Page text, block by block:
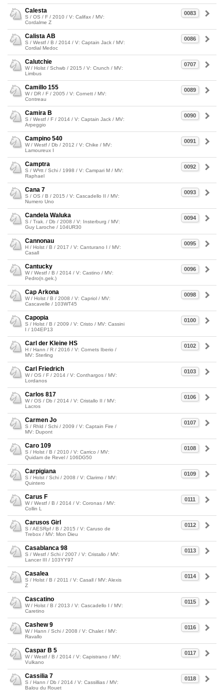
0083
Calesta
S / OS / F / 2010 / V: Califax / MV:
Cordalme Z
0086
Calista AB
S / Westf / B / 2014 / V: Captain Jack / MV:
Cordial Medoc
0707
Calutchie
W / Holst / Schwb / 2015 / V: Crunch / MV:
Limbus
0089
Camillo 155
W / DR / F / 2005 / V: Cornett / MV:
Contreau
0090
Camira B
S / Westf / F / 2014 / V: Captain Jack / MV:
Arpeggio
0091
Campino 540
W / Westf / Db / 2012 / V: Chike / MV:
Lamoureux I
0092
Camptra
S / W³rtt / Schi / 1998 / V: Campari M / MV:
Raphael
0093
Cana 7
S / OS / B / 2015 / V: Cascadello II / MV:
Numero Uno
0094
Candela Waluka
S / Trak. / Db / 2008 / V: Insterburg / MV:
Guy Laroche / 104UR30
0095
Cannonau
H / Holst / B / 2017 / V: Canturano I / MV:
Casall
0096
Cantucky
W / Westf / B / 2014 / V: Castino / MV:
Pedro(n.gek.)
0098
Cap Arkona
W / Holst / B / 2008 / V: Capriol / MV:
Cascavelle / 103WT45
0100
Capopia
S / Holst / B / 2009 / V: Cristo / MV: Cassini
I / 104EP13
0102
Carl der Kleine HS
H / Hann / R / 2016 / V: Cornets Iberio /
MV: Sterling
0103
Carl Friedrich
W / OS / F / 2014 / V: Conthargos / MV:
Lordanos
0106
Carlos 817
W / OS / Db / 2014 / V: Cristallo II / MV:
Lacros
0107
Carmen Jo
S / Rhld / Schi / 2009 / V: Captain Fire /
MV: Dupont
0108
Caro 109
S / Holst / B / 2010 / V: Carrico / MV:
Quidam de Revel / 106DG50
0109
Carpigiana
S / Holst / Schi / 2008 / V: Clarimo / MV:
Quintero
0111
Carus F
W / Westf / B / 2014 / V: Coronas / MV:
Collin L
0112
Carusos Girl
S / AESRpf / B / 2015 / V: Caruso de
Trebox / MV: Mon Dieu
0113
Casablanca 98
S / Westf / Schi / 2007 / V: Cristallo / MV:
Lancer III / 103YY97
0114
Casalea
S / Holst / B / 2011 / V: Casall / MV: Alexis
Z
0115
Cascatino
W / Holst / B / 2013 / V: Cascadello I / MV:
Caretino
0116
Cashew 9
W / Hann / Schi / 2008 / V: Chalet / MV:
Ravallo
0117
Caspar B 5
W / Westf / B / 2014 / V: Capistrano / MV:
Vulkano
0118
Cassilia 7
S / Hann / Db / 2014 / V: Cassillias / MV:
Balou du Rouet